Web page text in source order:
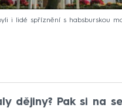
i lidé spříznění s habsburskou
dějiny? Pak si na